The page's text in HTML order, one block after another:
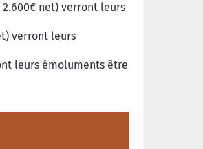
net) verront leurs
verront leurs
leurs émoluments être